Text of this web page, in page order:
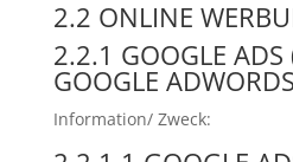
2.2 ONLINE
2.2.1 GOOGLE ADS
GOOGLE
Information/ Zweck: